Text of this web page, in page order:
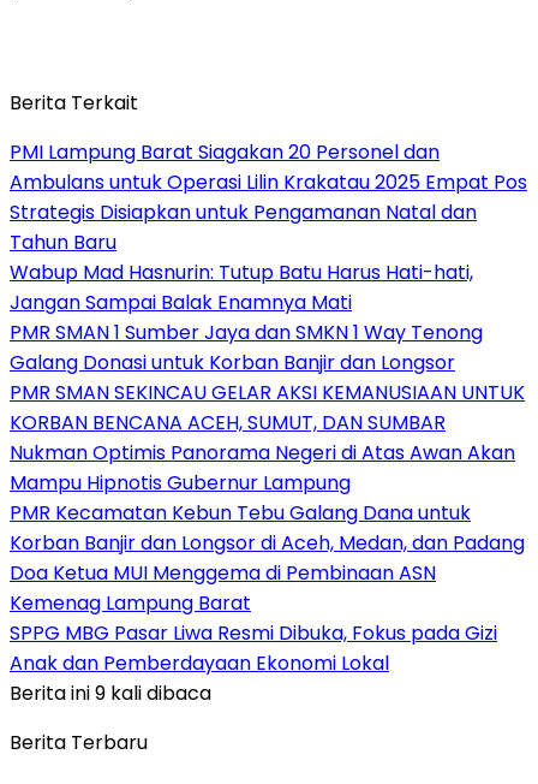
Berita Terkait
PMI Lampung Barat Siagakan 20 Personel dan
Ambulans untuk Operasi Lilin Krakatau 2025 Empat Pos
Strategis Disiapkan untuk Pengamanan Natal dan
Tahun Baru
Wabup Mad Hasnurin: Tutup Batu Harus Hati-hati,
Jangan Sampai Balak Enamnya Mati
PMR SMAN 1 Sumber Jaya dan SMKN 1 Way Tenong
Galang Donasi untuk Korban Banjir dan Longsor
PMR SMAN SEKINCAU GELAR AKSI KEMANUSIAAN UNTUK
KORBAN BENCANA ACEH, SUMUT, DAN SUMBAR
Nukman Optimis Panorama Negeri di Atas Awan Akan
Mampu Hipnotis Gubernur Lampung
PMR Kecamatan Kebun Tebu Galang Dana untuk
Korban Banjir dan Longsor di Aceh, Medan, dan Padang
Doa Ketua MUI Menggema di Pembinaan ASN
Kemenag Lampung Barat
SPPG MBG Pasar Liwa Resmi Dibuka, Fokus pada Gizi
Anak dan Pemberdayaan Ekonomi Lokal
Berita ini 9 kali dibaca
Berita Terbaru